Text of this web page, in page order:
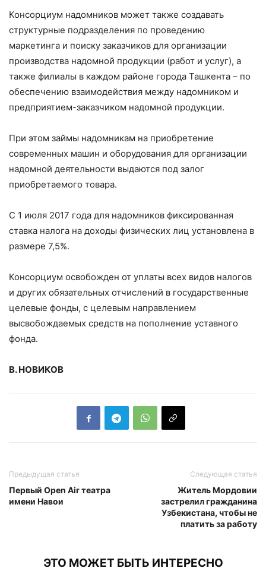
Консорциум надомников может также создавать
структурные подразделения по проведению
маркетинга и поиску заказчиков для организации
производства надомной продукции (работ и услуг), а
также филиалы в каждом районе города Ташкента – по
обеспечению взаимодействия между надомником и
предприятием-заказчиком надомной продукции.
При этом займы надомникам на приобретение
современных машин и оборудования для организации
надомной деятельности выдаются под залог
приобретаемого товара.
С 1 июля 2017 года для надомников фиксированная
ставка налога на доходы физических лиц установлена в
размере 7,5%.
Консорциум освобожден от уплаты всех видов налогов
и других обязательных отчислений в государственные
целевые фонды, с целевым направлением
высвобождаемых средств на пополнение уставного
фонда.
В. НОВИКОВ
Предыдущая статья
Первый Open Air театра
имени Навои
Следующая статья
Житель Мордовии
застрелил гражданина
Узбекистана, чтобы не
платить за работу
ЭТО МОЖЕТ БЫТЬ ИНТЕРЕСНО